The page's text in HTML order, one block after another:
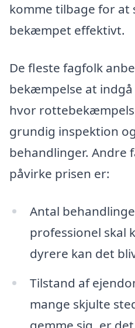
komme tilbage for
bekæmpet effektivt.
De fleste fagfolk
bekæmpelse at
hvor
grundig inspektion
behandlinger. Andre
påvirke prisen er:
Antal
professionel skal
dyrere kan det
Tilstand af
mange skjulte